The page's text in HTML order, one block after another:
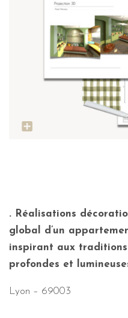
. Réalisations
global d’un
inspirant aux
profondes et
Lyon – 69003